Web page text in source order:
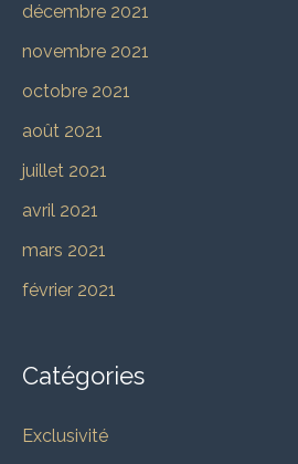
décembre 2021
novembre 2021
octobre 2021
août 2021
juillet 2021
avril 2021
mars 2021
février 2021
Catégories
Exclusivité